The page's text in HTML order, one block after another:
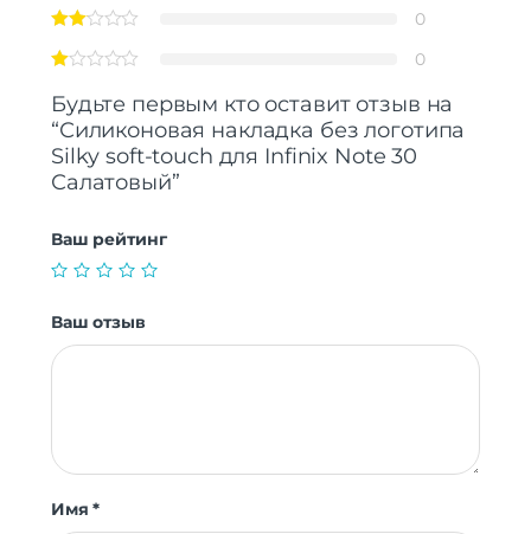
0
0
Будьте первым кто оставит отзыв на
“Силиконовая накладка без логотипа
Silky soft-touch для Infinix Note 30
Салатовый”
Ваш рейтинг
Ваш отзыв
Имя*